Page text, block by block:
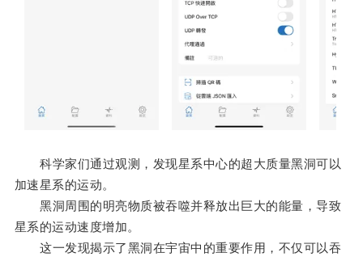
科学家们通过观测，发现星系中心的超大质量黑洞可以
加速星系的运动。
黑洞周围的明亮物质被吞噬并释放出巨大的能量，导致
星系的运动速度增加。
这一发现揭示了黑洞在宇宙中的重要作用，不仅可以吞